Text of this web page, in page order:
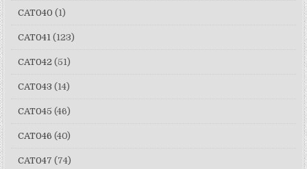
CAT040 (1)
CAT041 (123)
CAT042 (51)
CAT043 (14)
CAT045 (46)
CAT046 (40)
CAT047 (74)